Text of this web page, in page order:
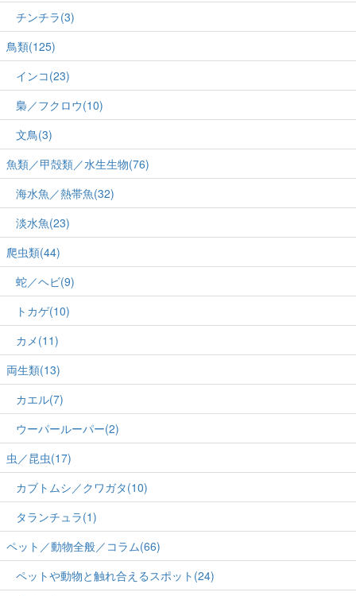
チンチラ(3)
鳥類(125)
インコ(23)
梟／フクロウ(10)
文鳥(3)
魚類／甲殻類／水生生物(76)
海水魚／熱帯魚(32)
淡水魚(23)
爬虫類(44)
蛇／ヘビ(9)
トカゲ(10)
カメ(11)
両生類(13)
カエル(7)
ウーパールーパー(2)
虫／昆虫(17)
カブトムシ／クワガタ(10)
タランチュラ(1)
ペット／動物全般／コラム(66)
ペットや動物と触れ合えるスポット(24)